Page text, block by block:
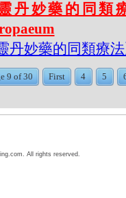
靈丹妙藥的同類
丹妙藥的同類療
9 of 30 First 4 5
All rights reserved.